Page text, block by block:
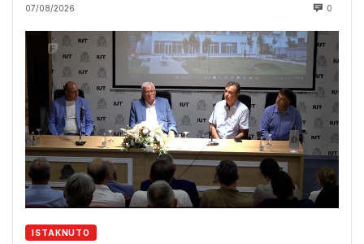
07/08/2026 0
ISTAKNUTO